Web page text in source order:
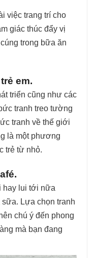
việc trang trí cho
giác thúc đẩy vị
trong bữa ăn
em.
triển cũng như các
tranh treo tường
tranh về thế giới
là một phương
trẻ từ nhỏ.
hay lui tới nữa
Lựa chọn tranh
chú ý đến phong
mà bạn đang